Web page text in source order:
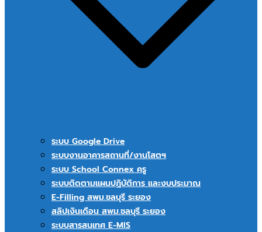
ระบบ Google Drive
ระบบงานอาคารสถานที่/งานโสตฯ
ระบบ School Connex ครู
ระบบติดตามแผนปฏิบัติการ และงบประมาณ
E-Filling สพม.ชลบุรี ระยอง
สลิปเงินเดือน สพม.ชลบุรี ระยอง
ระบบสารสนเทศ E-MIS